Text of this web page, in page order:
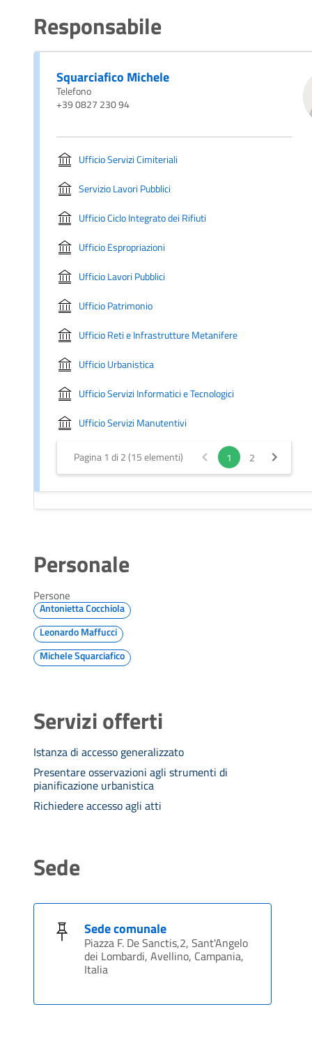
Responsabile
Squarciafico Michele
Telefono
+39 0827 230 94
Ufficio Servizi Cimiteriali
Servizio Lavori Pubblici
Ufficio Ciclo Integrato dei Rifiuti
Ufficio Espropriazioni
Ufficio Lavori Pubblici
Ufficio Patrimonio
Ufficio Reti e Infrastrutture Metanifere
Ufficio Urbanistica
Ufficio Servizi Informatici e Tecnologici
Ufficio Servizi Manutentivi
Pagina 1 di 2 (15 elementi) 1 2
Personale
Persone
Antonietta Cocchiola
Leonardo Maffucci
Michele Squarciafico
Servizi offerti
Istanza di accesso generalizzato
Presentare osservazioni agli strumenti di
pianificazione urbanistica
Richiedere accesso agli atti
Sede
Sede comunale
Piazza F. De Sanctis,2, Sant'Angelo
dei Lombardi, Avellino, Campania,
Italia